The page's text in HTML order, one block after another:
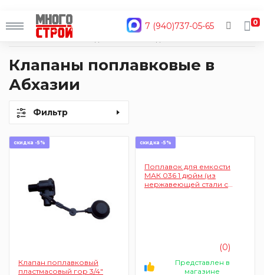
7 (940)737-05-65
0
Главная
Каталог
Клапаны поплавковые в
Абхазии
Фильтр
скидка -5%
Клапан поплавковый
пластмасовый гор 3/4"
скидка -5%
Поплавок для емкости
МАК 036 1 дюйм (из
нержавеющей стали с
(0)
Представлен в
магазине